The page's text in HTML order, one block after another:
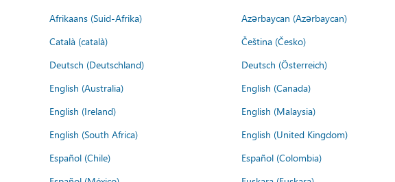
Afrikaans (Suid-Afrika) Azərbaycan (Azərbaycan)
Català (català)
Čeština (Česko)
Deutsch (Deutschland)
Deutsch (Österreich)
English (Australia)
English (Canada)
English (Ireland)
English (Malaysia)
English (South Africa)
English (United Kingdom)
Español (Chile)
Español (Colombia)